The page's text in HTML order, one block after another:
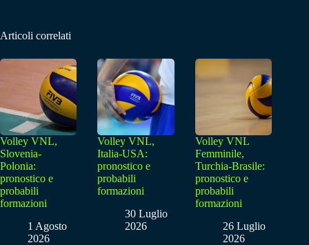
Articoli correlati
Volley VNL,
Slovenia-
Polonia:
pronostico e
probabili
formazioni
1 Agosto
2026
Volley VNL,
Italia-USA:
pronostico e
probabili
formazioni
30 Luglio
2026
Volley VNL
Femminile,
Turchia-Brasile:
pronostico e
probabili
formazioni
26 Luglio
2026